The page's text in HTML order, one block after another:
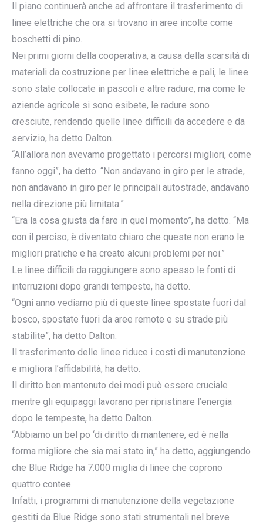
Il piano continuerà anche ad affrontare il trasferimento di
linee elettriche che ora si trovano in aree incolte come
boschetti di pino.
Nei primi giorni della cooperativa, a causa della scarsità di
materiali da costruzione per linee elettriche e pali, le linee
sono state collocate in pascoli e altre radure, ma come le
aziende agricole si sono esibete, le radure sono
cresciute, rendendo quelle linee difficili da accedere e da
servizio, ha detto Dalton.
“All’allora non avevamo progettato i percorsi migliori, come
fanno oggi”, ha detto. “Non andavano in giro per le strade,
non andavano in giro per le principali autostrade, andavano
nella direzione più limitata.”
“Era la cosa giusta da fare in quel momento”, ha detto. “Ma
con il perciso, è diventato chiaro che queste non erano le
migliori pratiche e ha creato alcuni problemi per noi.”
Le linee difficili da raggiungere sono spesso le fonti di
interruzioni dopo grandi tempeste, ha detto.
“Ogni anno vediamo più di queste linee spostate fuori dal
bosco, spostate fuori da aree remote e su strade più
stabilite”, ha detto Dalton.
Il trasferimento delle linee riduce i costi di manutenzione
e migliora l’affidabilità, ha detto.
Il diritto ben mantenuto dei modi può essere cruciale
mentre gli equipaggi lavorano per ripristinare l’energia
dopo le tempeste, ha detto Dalton.
“Abbiamo un bel po ‘di diritto di mantenere, ed è nella
forma migliore che sia mai stato in,” ha detto, aggiungendo
che Blue Ridge ha 7.000 miglia di linee che coprono
quattro contee.
Infatti, i programmi di manutenzione della vegetazione
gestiti da Blue Ridge sono stati strumentali nel breve